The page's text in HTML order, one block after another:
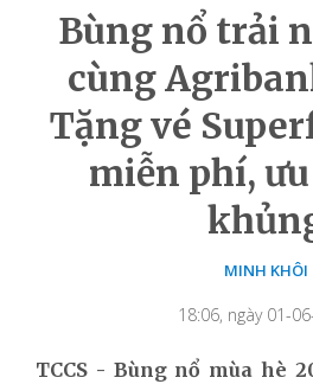
Bùng nổ trải
cùng
Tặng vé
miễn phí,
MINH KHÔI
18:06, ngày 01-
TCCS - Bùng nổ mùa hè